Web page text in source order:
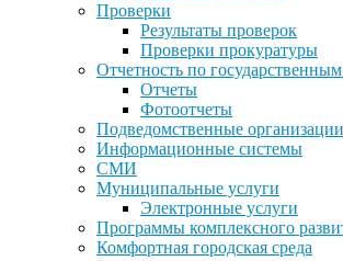
Проверки
Результаты проверок
Проверки прокуратуры
Отчетность по
Отчеты
Фотоотчеты
Подведомственные организации
Информационные системы
СМИ
Муниципальные услуги
Электронные услуги
Программы комплексного
Комфортная городская среда